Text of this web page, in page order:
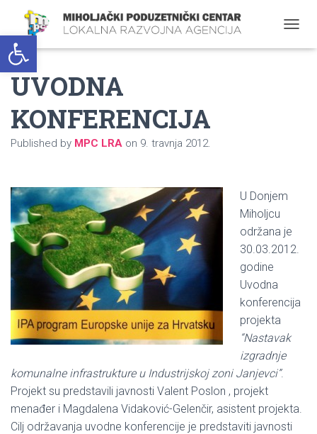
Open toolbar
O
N
UVODNA
KONFERENCIJA
Published by MPC LRA on 9. travnja 2012.
U Donjem
Miholjcu
održana je
30.03.2012.
godine
Uvodna
konferencija
projekta
“Nastavak
izgradnje
komunalne infrastrukture u Industrijskoj zoni Janjevci”.
Projekt su predstavili javnosti Valent Poslon , projekt
menađer i Magdalena Vidaković-Gelenčir, asistent projekta.
Cilj održavanja uvodne konferencije je predstaviti javnosti